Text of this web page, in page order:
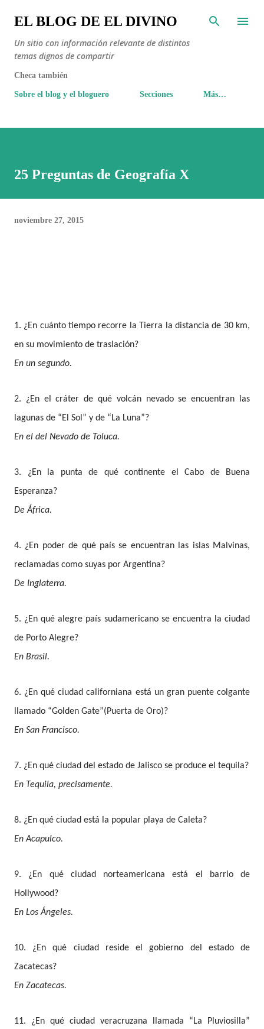
Ir al contenido principal
EL BLOG DE EL DIVINO
Un sitio con información relevante de distintos
temas dignos de compartir
Checa también
Sobre el blog y el bloguero Secciones Más…
25 Preguntas de Geografía X
noviembre 27, 2015
1. ¿En cuánto tiempo recorre la Tierra la distancia de 30 km,
en su movimiento de traslación?
En un segundo.
2. ¿En el cráter de qué volcán nevado se encuentran las
lagunas de “El Sol” y de “La Luna”?
En el del Nevado de Toluca.
3. ¿En la punta de qué continente el Cabo de Buena
Esperanza?
De África.
4. ¿En poder de qué país se encuentran las islas Malvinas,
reclamadas como suyas por Argentina?
De Inglaterra.
5. ¿En qué alegre país sudamericano se encuentra la ciudad
de Porto Alegre?
En Brasil.
6. ¿En qué ciudad californiana está un gran puente colgante
llamado “Golden Gate”(Puerta de Oro)?
En San Francisco.
7. ¿En qué ciudad del estado de Jalisco se produce el tequila?
En Tequila, precisamente.
8. ¿En qué ciudad está la popular playa de Caleta?
En Acapulco.
9. ¿En qué ciudad norteamericana está el barrio de
Hollywood?
En Los Ángeles.
10. ¿En qué ciudad reside el gobierno del estado de
Zacatecas?
En Zacatecas.
11. ¿En qué ciudad veracruzana llamada “La Pluviosilla”